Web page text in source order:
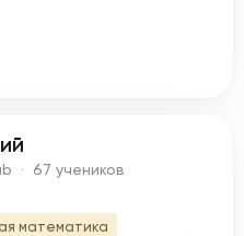
· 67 учеников
математика